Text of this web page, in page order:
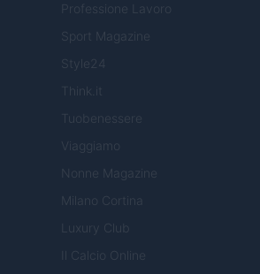
Professione Lavoro
Sport Magazine
Style24
Think.it
Tuobenessere
Viaggiamo
Nonne Magazine
Milano Cortina
Luxury Club
Il Calcio Online